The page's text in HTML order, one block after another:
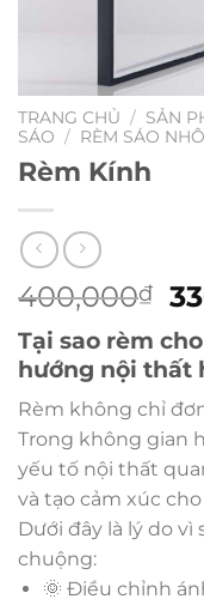
TRANG CHỦ / SẢN
SÁO / RÈM SÁO
Rèm Kính
400,000₫
là:
Tại sao rèm
hướng nội thất
Rèm không chỉ
Trong không gian
yếu tố nội thất
và tạo cảm xúc
Dưới đây là lý do vì
chuộng:
🌞 Điều chỉnh